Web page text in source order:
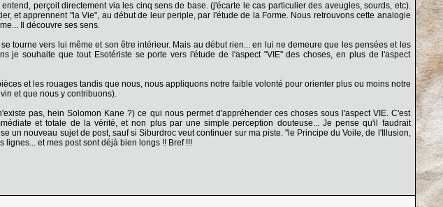
perçoit directement via les cinq sens de base. (j'écarte le cas particulier des aveugles, sourds, etc).
et apprennent "la Vie", au début de leur periple, par l'étude de la Forme. Nous retrouvons cette analogie
Il découvre ses sens.
tourne vers lui même et son être intérieur. Mais au début rien... en lui ne demeure que les pensées et les
je souhaite que tout Esotériste se porte vers l'étude de l'aspect "VIE" des choses, en plus de l'aspect
et les rouages tandis que nous, nous appliquons notre faible volonté pour orienter plus ou moins notre
et que nous y contribuons).
pas, hein Solomon Kane ?) ce qui nous permet d'appréhender ces choses sous l'aspect VIE. C'est
et totale de la vérité, et non plus par une simple perception douteuse... Je pense qu'il faudrait
un nouveau sujet de post, sauf si Siburdroc veut continuer sur ma piste. "le Principe du Voile, de l'Illusion,
et mes post sont déjà bien longs !! Bref !!!